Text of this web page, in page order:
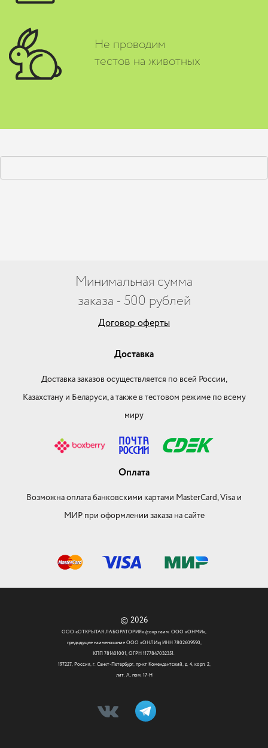
Не проводим
тестов на животных
Минимальная сумма
заказа - 500 рублей
Договор оферты
Доставка
Доставка заказов осуществляется по всей России,
Казахстану и Беларуси, а также в тестовом режиме по всему
миру
Оплата
Возможна оплата банковскими картами MasterCard, Visa и
МИР при оформлении заказа на сайте
© 2026
ООО «ОТКРЫТАЯ ЛАБОРАТОРИЯ» (сокр.наим. ООО «ОНМИ»,
предыдущее наименование ООО «ОНЛИ») ИНН 7802609590,
КПП 781401001, ОГРН 1177847032351.
197227, Россия, г. Санкт-Петербург, пр-кт Комендантский, д. 4, корп. 2,
лит. А, пом. 17-Н